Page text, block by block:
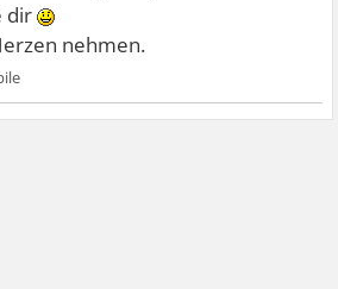
dir
nehmen.